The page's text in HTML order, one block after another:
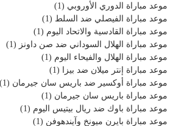
موعد مباراة الدوري الأوروبي (1)
موعد مباراة الفيصلي ضد السلط (1)
موعد مباراة القادسية والاتحاد اليوم (1)
موعد مباراة الهلال السوداني ضد صن داونز (1)
موعد مباراة الهلال والفيحاء اليوم (1)
موعد مباراة إنتر ميلان ضد بيزا (1)
موعد مباراة أوكسير ضد باريس سان جيرمان (1)
موعد مباراة باريس سان جيرمان (1)
موعد مباراة باوك ضد ريال بيتيس اليوم (1)
موعد مباراة بايرن ميونخ وآيندهوفن (1)